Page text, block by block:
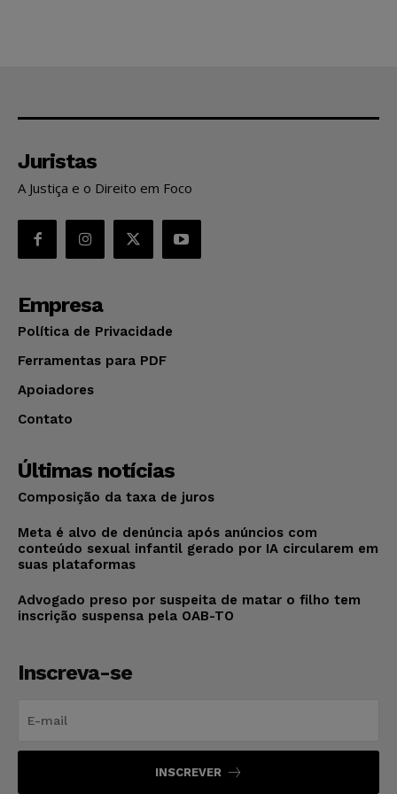
Juristas
A Justiça e o Direito em Foco
Empresa
Política de Privacidade
Ferramentas para PDF
Apoiadores
Contato
Últimas notícias
Composição da taxa de juros
Meta é alvo de denúncia após anúncios com
conteúdo sexual infantil gerado por IA circularem em
suas plataformas
Advogado preso por suspeita de matar o filho tem
inscrição suspensa pela OAB-TO
Inscreva-se
INSCREVER